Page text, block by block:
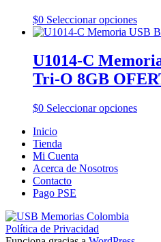
$0 Seleccionar opcionesEste
Las
se
U1014-C
Tri-O 8GB
$0 Seleccionar opcionesEste
Inicio
Tienda
Mi Cuenta
Acerca de Nosotros
Contacto
Pago PSE
Política de Privacidad